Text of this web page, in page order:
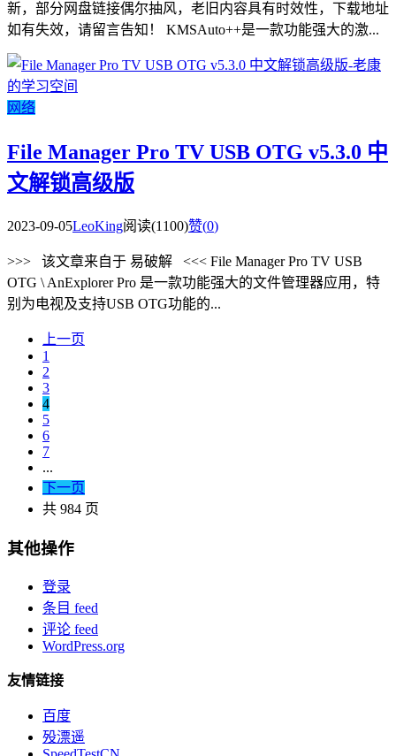
新，部分网盘链接偶尔抽风，老旧内容具有时效性，下载地址
如有失效，请留言告知！ KMSAuto++是一款功能强大的激...
网络
File Manager Pro TV USB OTG v5.3.0 中
文解锁高级版
2023-09-05LeoKing阅读(1100)赞(0)
>>> 该文章来自于 易破解 <<< File Manager Pro TV USB
OTG \ AnExplorer Pro 是一款功能强大的文件管理器应用，特
别为电视及支持USB OTG功能的...
上一页
1
2
3
4
5
6
7
...
下一页
共 984 页
其他操作
登录
条目 feed
评论 feed
WordPress.org
友情链接
百度
殁漂遥